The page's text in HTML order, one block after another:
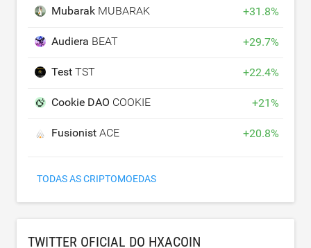
Mubarak MUBARAK +31.8%
Audiera BEAT +29.7%
Test TST +22.4%
Cookie DAO COOKIE +21%
Fusionist ACE +20.8%
TODAS AS CRIPTOMOEDAS
TWITTER OFICIAL DO HXACOIN